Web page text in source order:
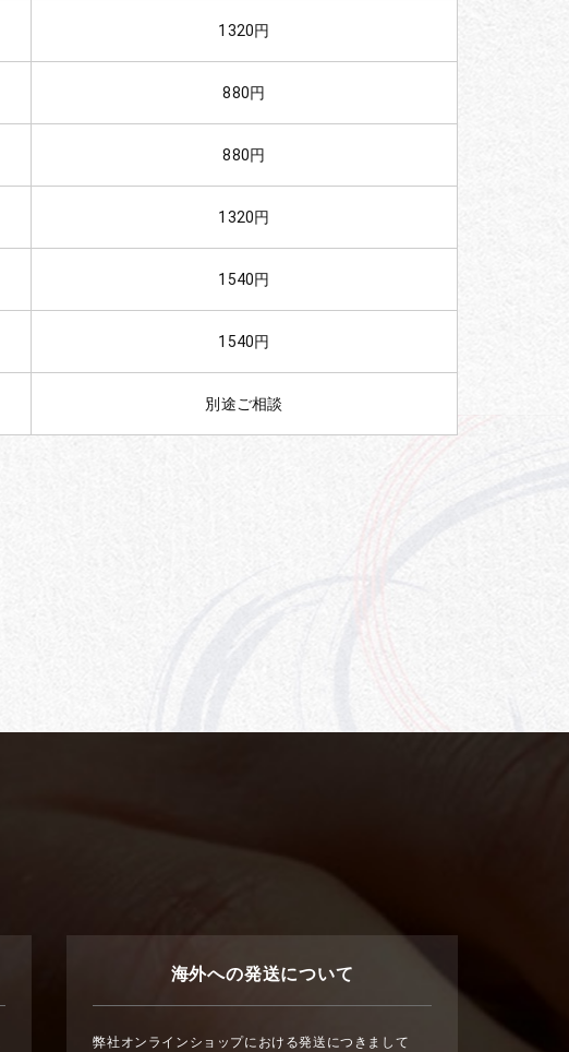
1320円
880円
880円
1320円
1540円
1540円
別途ご相談
海外への発送について
弊社オンラインショップにおける発送につきまして